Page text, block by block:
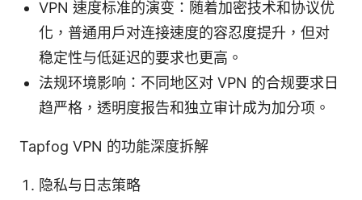
VPN 速度标准的演变：随着加密技术和协议优
化，普通用户对连接速度的容忍度提升，但对
稳定性与低延迟的要求也更高。
法规环境影响：不同地区对 VPN 的合规要求日
趋严格，透明度报告和独立审计成为加分项。
Tapfog VPN 的功能深度拆解
隐私与日志策略